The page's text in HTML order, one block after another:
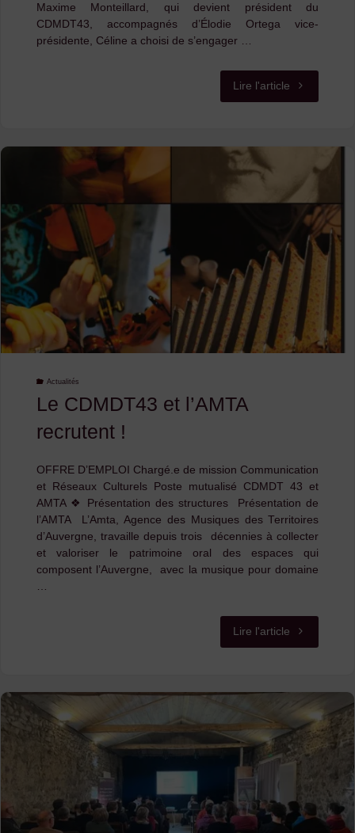
Maxime Monteillard, qui devient président du
CDMDT43, accompagnés d’Élodie Ortega vice-
présidente, Céline a choisi de s’engager …
Lire l'article"Un
président
CDMDT43
!"
Actualités
Le CDMDT43 et l’AMTA
recrutent !
OFFRE D’EMPLOI Chargé.e de mission Communication
et Réseaux Culturels Poste mutualisé CDMDT 43 et
AMTA ❖ Présentation des structures Présentation de
l’AMTA L’Amta, Agence des Musiques des Territoires
d’Auvergne, travaille depuis trois décennies à collecter
et valoriser le patrimoine oral des espaces qui
composent l’Auvergne, avec la musique pour domaine
…
Lire l'article"Le
et
l’AMTA
recrutent